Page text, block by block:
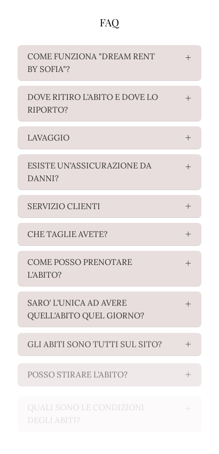
FAQ
COME FUNZIONA "DREAM RENT
BY SOFIA"?
DOVE RITIRO L'ABITO E DOVE LO
RIPORTO?
LAVAGGIO
ESISTE UN'ASSICURAZIONE DA
DANNI?
SERVIZIO CLIENTI
CHE TAGLIE AVETE?
COME POSSO PRENOTARE
L'ABITO?
SARO' L'UNICA AD AVERE
QUELL'ABITO QUEL GIORNO?
GLI ABITI SONO TUTTI SUL SITO?
POSSO STIRARE L'ABITO?
DEGLI ABITI?